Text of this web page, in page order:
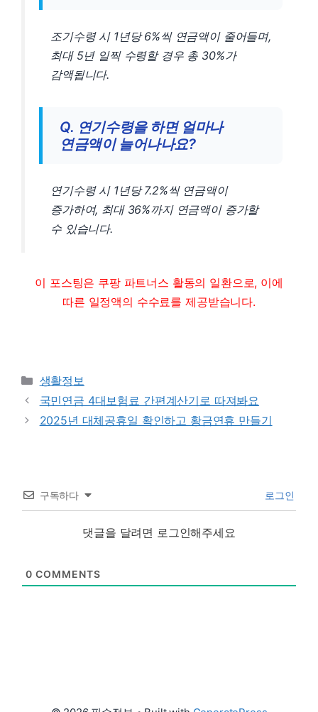
조기수령 시 1년당 6%씩 연금액이 줄어들며,
최대 5년 일찍 수령할 경우 총 30%가
감액됩니다.
Q. 연기수령을 하면 얼마나
연금액이 늘어나나요?
연기수령 시 1년당 7.2%씩 연금액이
증가하여, 최대 36%까지 연금액이 증가할
수 있습니다.
이 포스팅은 쿠팡 파트너스 활동의 일환으로, 이에
따른 일정액의 수수료를 제공받습니다.
Categories
생활정보
국민연금 4대보험료 간편계산기로 따져봐요
2025년 대체공휴일 확인하고 황금연휴 만들기
구독하다 로그인
댓글을 달려면 로그인해주세요
0 COMMENTS